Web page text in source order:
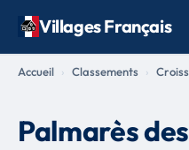
Villages Français
Accueil Classements
Palmarès